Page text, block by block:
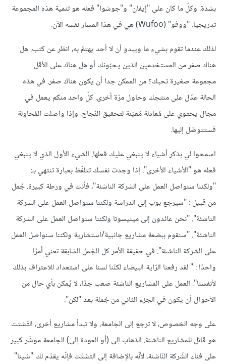
بشدة. وكلّ ما كان على "إيفان" و"جوشوا" فعله هو تنمية هذه المجموعة
تدريجيا. "ووفو" (Wufoo) هي في هذا المسار نفسه الآن.
لذلك عندما تقوم بشيء ما ويبدو أن لا أحد يهتمّ به، انظر عن كثب. هل
هناك صفر من المستخدمين الذين يحبّونك أو هل هناك على الأقل
مجموعة صغيرة تحبك؟ من الممكن جدا أن يكون هناك صفر. في هذه
الحالة عدّل على منتجك وحاول مرّة أخرى. كلّ واحد منكم يعمل في
مجال يحتوي على مُعادلة مُعيّنة لتحقيق النّجاح. وإذا واصلت المُحاولة
فستتوصّل إليها.
اسمحوا لي بذكر أشياء لا ينبغي عليك فعلها. الشيء الأول الذي لا ينبغي
فعله هو "الأشياء الأخرى". إذا وجدت نفسك تتلفّظ بعبارة تنتهي بـ:
"ولكننا سنواصل العمل على الشركة الناشئة"، فأنت في ورطة كبيرة. جُمل
من قبيل : "سيرجع بوب إلى الدراسة ولكننا سنواصل العمل على الشركة
الناشئة". "نحن عائدون إلى مينيسوتا ولكننا سنواصل العمل على الشركة
الناشئة". "سنقوم ببضعة مشاريع جانبية/استشارية ولكننا سنواصل العمل
على الشركة الناشئة". في حقيقة الأمر كل الجُمل السّابقة تعني أمرًا
واحدًا : " لقد رفعنا الرّاية البيضاء لكنّنا لسنا على استعداد للاعتراف بذلك
لأنفسنا". العمل على المشاريع الناشئة صعب جدًا، لا يُمكن بأي حال من
الأحوال أن يكون في الجزء الثاني من جُملة بعد "لكن".
على وجه الخصوص، لا ترجع إلى الجامعة، ولا تبدأ مشاريع أخرى، التّشتت
هو قاتل للمشاريع الناشئة. الذهاب إلى (أو العودة إلى) الجامعة مؤشّر كبير
على فناء الشّركة النّاشئة، لأنّه بالإضافة إلى التشتّت فإنّه يقدّم لك "شيئا"